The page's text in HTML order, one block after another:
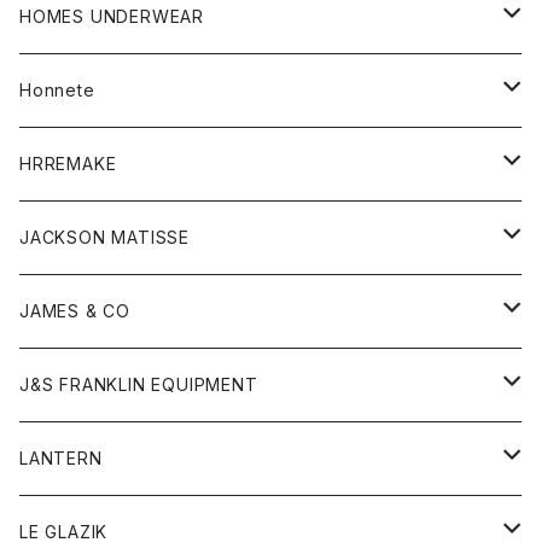
カーディガン
グッズ
帽子
アウター
カーディガン
コート
フリース
アクセサリー
ウォレット
ストール
キッズ
Tシャツ
グッズ
アンダーウェア
靴
トップス
カーディガン
ジャケット
ボトム
オーバーオール
ショートパンツ
レディース
アウター
HOMES UNDERWEAR
アウター
カーディガン
コート
キッズ
Tシャツ
ロンパース
グッズ
靴
ストール
トップス
カットソー
シャツ
ボトム
オーバーオール
ショートパンツ
レディース
オーバーオール
ワンピース
Honnete
ブラウス
ワンピース
HRREMAKE
バック
キッズ
トレーナー
トップス
Gジャケット
スウェット
帽子
JACKSON MATISSE
Tシャツ
帽子
JAMES & CO
ボトム
J&S FRANKLIN EQUIPMENT
アウター
LANTERN
アウター
LE GLAZIK